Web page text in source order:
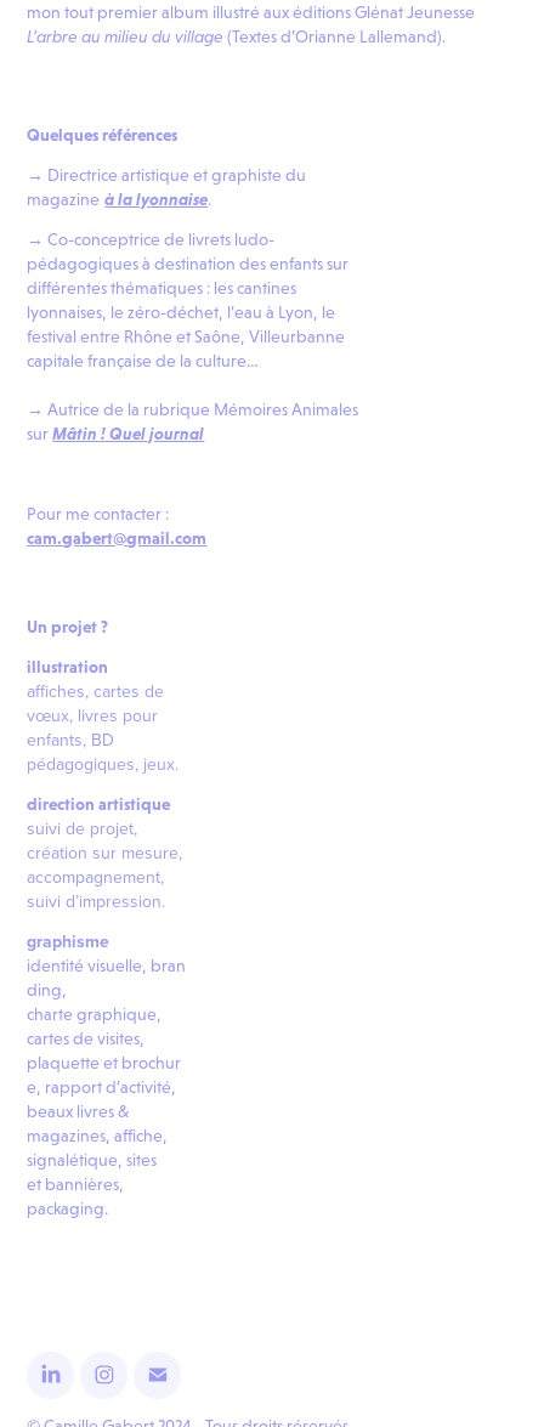
mon tout premier album illustré aux éditions Glénat Jeunesse
L’arbre au milieu du village(Textes d’Orianne Lallemand).
Quelques références
→ Directrice artistique et graphiste du
magazine à la lyonnaise.
→Co-conceptrice de livrets ludo-
pédagogiques à destination des enfants sur
différentes thématiques : les cantines
lyonnaises, le zéro-déchet, l’eau à Lyon, le
festival entre Rhône et Saône, Villeurbanne
capitale française de la culture…
→Autrice de la rubrique Mémoires Animales
surMâtin ! Quel journal
Pour me contacter :
cam.gabert@gmail.com
Un projet ?
illustration
affiches,cartes de
vœux, livres pour
enfants, BD
pédagogique​​​​​​​s, jeux.
direction artistique
suivi de projet,
création sur mesure,
accompagnement,
suivi d’impression.
graphisme
identité visuelle, bran
ding,
charte graphique,
cartes de visites,
plaquette et brochur
e, rapport d’activité,
beaux livres &
magazines, affiche,
signalétique, sites
et bannières,
packaging.